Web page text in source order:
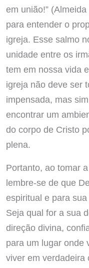
em união!”
para entender o
igreja. Esse salmo
unidade entre os
tem em nossa vida
igreja não deve ser
impensada, mas
encontrar um
do corpo de Cristo
plena.
Portanto, ao tomar
lembre-se de que
espiritual e para
Seja qual for a sua
direção divina,
para um lugar onde
viver em verdadeira